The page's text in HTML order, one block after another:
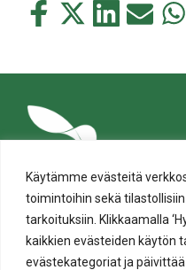
Käytämme evästeitä
toimintoihin sekä
tarkoituksiin. Klikkaamalla
kaikkien evästeiden käytön
evästekategoriat ja päivittää
Jaa
Jaa
Jaa Jaa Jaa